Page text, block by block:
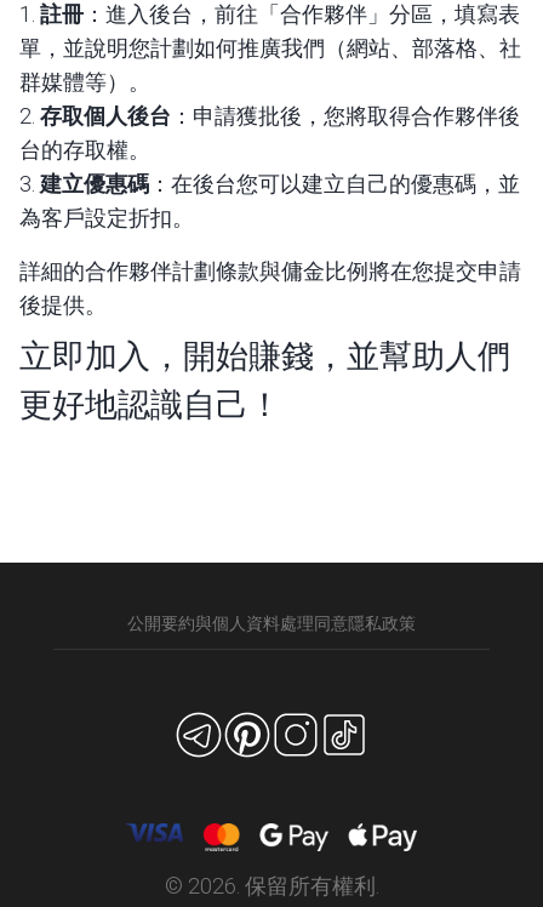
1. 註冊 ：進入後台，前往「合作夥伴」分區，填寫表
單，並說明您計劃如何推廣我們（網站、部落格、社
群媒體等）。
2. 存取個人後台 ：申請獲批後，您將取得合作夥伴後
台的存取權。
3. 建立優惠碼 ：在後台您可以建立自己的優惠碼，並
為客戶設定折扣。
詳細的合作夥伴計劃條款與傭金比例將在您提交申請
後提供。
立即加入，開始賺錢，並幫助人們
更好地認識自己！
公開要約與個人資料處理同意隱私政策
© 2026. 保留所有權利.